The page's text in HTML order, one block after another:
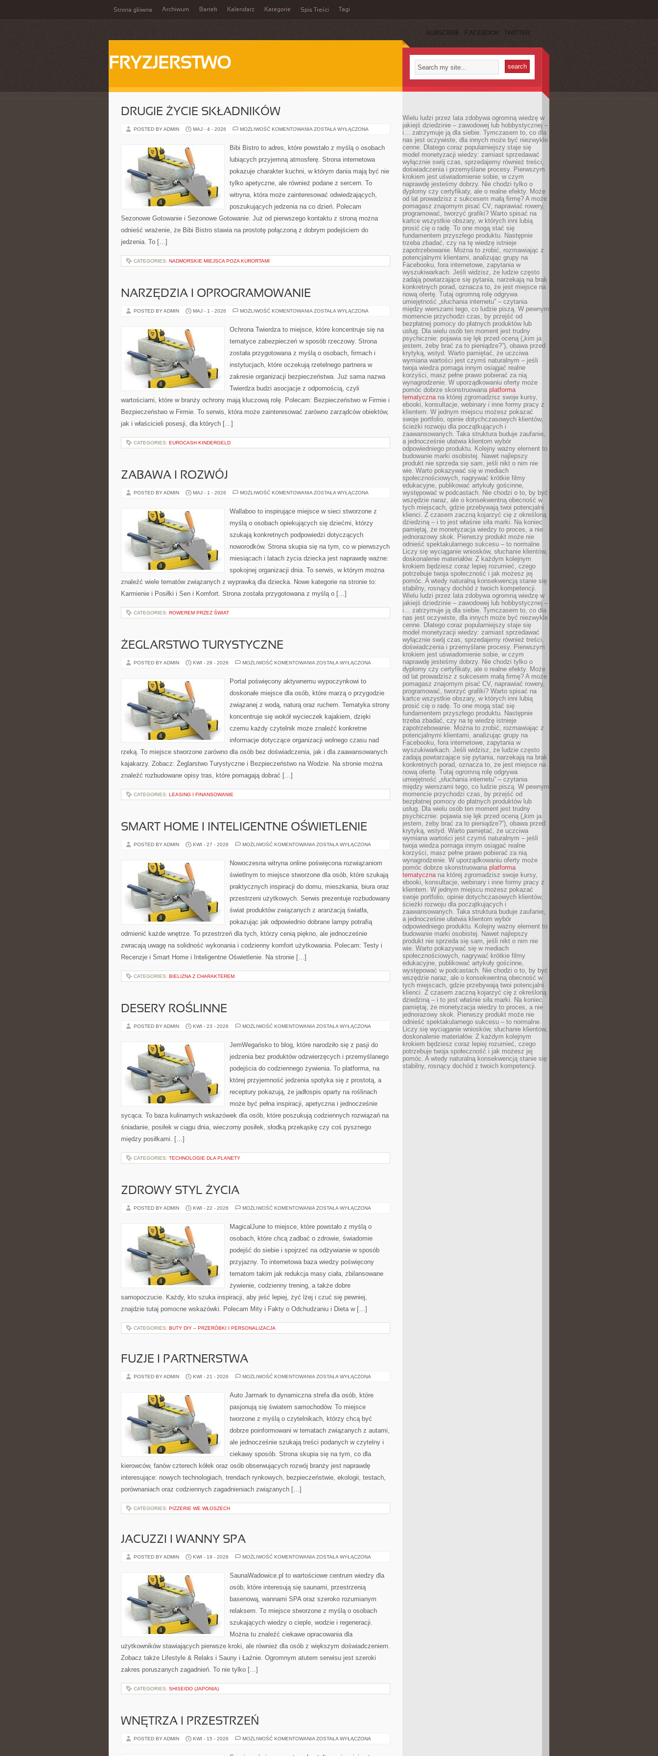
Strona główna Archiwum Bartek Kalendarz Kategorie Spis Treści Tagi
SUBSCRIBE FACEBOOK TWITTER
FRYZJERSTWO
DRUGIE ŻYCIE SKŁADNIKÓW
POSTED BY ADMIN MAJ - 4 - 2026 MOŻLIWOŚĆ KOMENTOWANIA DRUGIE
ZOSTAŁA WYŁĄCZONA
Bibi Bistro to adres, które powstało z myślą o osobach
lubiących przyjemną atmosferę. Strona internetowa
pokazuje charakter kuchni, w którym dania mają być nie
tylko apetyczne, ale również podane z sercem. To
witryna, która może zainteresować odwiedzających,
poszukujących jedzenia na co dzień. Polecam
Sezonowe Gotowanie i Sezonowe Gotowanie. Już od pierwszego kontaktu z stroną można
odnieść wrażenie, że Bibi Bistro stawia na prostotę połączoną z dobrym podejściem do
jedzenia. To […]
CATEGORIES: NADMORSKIE MIEJSCA POZA KURORTAMI
NARZĘDZIA I OPROGRAMOWANIE
POSTED BY ADMIN MAJ - 1 - 2026 MOŻLIWOŚĆ KOMENTOWANIA NARZĘDZIA
ZOSTAŁA WYŁĄCZONA
Ochrona Twierdza to miejsce, które koncentruje się na
tematyce zabezpieczeń w sposób rzeczowy. Strona
została przygotowana z myślą o osobach, firmach i
instytucjach, które oczekują rzetelnego partnera w
zakresie organizacji bezpieczeństwa. Już sama nazwa
Twierdza budzi asocjacje z odpornością, czyli
wartościami, które w branży ochrony mają kluczową rolę. Polecam: Bezpieczeństwo w Firmie i
Bezpieczeństwo w Firmie. To serwis, która może zainteresować zarówno zarządców obiektów,
jak i właścicieli posesji, dla których […]
CATEGORIES: EUROCASH KINDERGELD
ZABAWA I ROZWÓJ
POSTED BY ADMIN MAJ - 1 - 2026 MOŻLIWOŚĆ KOMENTOWANIA ZABAWA
ZOSTAŁA WYŁĄCZONA
Wallaboo to inspirujące miejsce w sieci stworzone z
myślą o osobach opiekujących się dziećmi, którzy
szukają konkretnych podpowiedzi dotyczących
noworodków. Strona skupia się na tym, co w pierwszych
miesiącach i latach życia dziecka jest naprawdę ważne:
spokojnej organizacji dnia. To serwis, w którym można
znaleźć wiele tematów związanych z wyprawką dla dziecka. Nowe kategorie na stronie to:
Karmienie i Posiłki i Sen i Komfort. Strona została przygotowana z myślą o […]
CATEGORIES: ROWEREM PRZEZ ŚWIAT
ŻEGLARSTWO TURYSTYCZNE
POSTED BY ADMIN KWI - 28 - 2026 MOŻLIWOŚĆ KOMENTOWANIA ŻEGLARSTWO
ZOSTAŁA WYŁĄCZONA
Portal poświęcony aktywnemu wypoczynkowi to
doskonałe miejsce dla osób, które marzą o przygodzie
związanej z wodą, naturą oraz ruchem. Tematyka strony
koncentruje się wokół wycieczek kajakiem, dzięki
czemu każdy czytelnik może znaleźć konkretne
informacje dotyczące organizacji wolnego czasu nad
rzeką. To miejsce stworzone zarówno dla osób bez doświadczenia, jak i dla zaawansowanych
kajakarzy. Zobacz: Żeglarstwo Turystyczne i Bezpieczeństwo na Wodzie. Na stronie można
znaleźć rozbudowane opisy tras, które pomagają dobrać […]
CATEGORIES: LEASING I FINANSOWANIE
SMART HOME I INTELIGENTNE OŚWIETLENIE
POSTED BY ADMIN KWI - 27 - 2026 MOŻLIWOŚĆ KOMENTOWANIA SMART
INTELIGENTNE
OŚWIETLENIE
ZOSTAŁA WYŁĄCZONA
Nowoczesna witryna online poświęcona rozwiązaniom
świetlnym to miejsce stworzone dla osób, które szukają
praktycznych inspiracji do domu, mieszkania, biura oraz
przestrzeni użytkowych. Serwis prezentuje rozbudowany
świat produktów związanych z aranżacją światła,
pokazując jak odpowiednio dobrane lampy potrafią
odmienić każde wnętrze. To przestrzeń dla tych, którzy cenią piękno, ale jednocześnie
zwracają uwagę na solidność wykonania i codzienny komfort użytkowania. Polecam: Testy i
Recenzje i Smart Home i Inteligentne Oświetlenie. Na stronie […]
CATEGORIES: BIELIZNA Z CHARAKTEREM
DESERY ROŚLINNE
POSTED BY ADMIN KWI - 23 - 2026 MOŻLIWOŚĆ KOMENTOWANIA DESERY
ZOSTAŁA WYŁĄCZONA
JemWegańsko to blog, które narodziło się z pasji do
jedzenia bez produktów odzwierzęcych i przemyślanego
podejścia do codziennego żywienia. To platforma, na
której przyjemność jedzenia spotyka się z prostotą, a
receptury pokazują, że jadłospis oparty na roślinach
może być pełna inspiracji, apetyczna i jednocześnie
sycąca. To baza kulinarnych wskazówek dla osób, które poszukują codziennych rozwiązań na
śniadanie, posiłek w ciągu dnia, wieczorny posiłek, słodką przekąskę czy coś pysznego
między posiłkami. […]
CATEGORIES: TECHNOLOGIE DLA PLANETY
ZDROWY STYL ŻYCIA
POSTED BY ADMIN KWI - 22 - 2026 MOŻLIWOŚĆ KOMENTOWANIA ZDROWY
ZOSTAŁA WYŁĄCZONA
MagicalJune to miejsce, które powstało z myślą o
osobach, które chcą zadbać o zdrowie, świadomie
podejść do siebie i spojrzeć na odżywianie w sposób
przyjazny. To internetowa baza wiedzy poświęcony
tematom takim jak redukcja masy ciała, zbilansowane
żywienie, codzienny trening, a także dobre
samopoczucie. Każdy, kto szuka inspiracji, aby jeść lepiej, żyć lżej i czuć się pewniej,
znajdzie tutaj pomocne wskazówki. Polecam Mity i Fakty o Odchudzaniu i Dieta w […]
CATEGORIES: BUTY DIY – PRZERÓBKI I PERSONALIZACJA
FUZJE I PARTNERSTWA
POSTED BY ADMIN KWI - 21 - 2026 MOŻLIWOŚĆ KOMENTOWANIA FUZJE
ZOSTAŁA WYŁĄCZONA
Auto Jarmark to dynamiczna strefa dla osób, które
pasjonują się światem samochodów. To miejsce
tworzone z myślą o czytelnikach, którzy chcą być
dobrze poinformowani w tematach związanych z autami,
ale jednocześnie szukają treści podanych w czytelny i
ciekawy sposób. Strona skupia się na tym, co dla
kierowców, fanów czterech kółek oraz osób obserwujących rozwój branży jest naprawdę
interesujące: nowych technologiach, trendach rynkowych, bezpieczeństwie, ekologii, testach,
porównaniach oraz codziennych zagadnieniach związanych […]
CATEGORIES: PIZZERIE WE WŁOSZECH
JACUZZI I WANNY SPA
POSTED BY ADMIN KWI - 19 - 2026 MOŻLIWOŚĆ KOMENTOWANIA JACUZZI
ZOSTAŁA WYŁĄCZONA
SaunaWadowice.pl to wartościowe centrum wiedzy dla
osób, które interesują się saunami, przestrzenią
basenową, wannami SPA oraz szeroko rozumianym
relaksem. To miejsce stworzone z myślą o osobach
szukających wiedzy o cieple, wodzie i regeneracji.
Można tu znaleźć ciekawe opracowania dla
użytkowników stawiających pierwsze kroki, ale również dla osób z większym doświadczeniem.
Zobacz także Lifestyle & Relaks i Sauny i Łaźnie. Ogromnym atutem serwisu jest szeroki
zakres poruszanych zagadnień. To nie tylko […]
CATEGORIES: SHISEIDO (JAPONIA)
WNĘTRZA I PRZESTRZEŃ
POSTED BY ADMIN KWI - 15 - 2026 MOŻLIWOŚĆ KOMENTOWANIA WNĘTRZA
ZOSTAŁA WYŁĄCZONA
Wielu ludzi przez lata zdobywa ogromną wiedzę w
jakiejś dziedzinie – zawodowej lub hobbystycznej –
i… zatrzymuje ją dla siebie. Tymczasem to, co dla
nas jest oczywiste, dla innych może być niezwykle
cenne. Dlatego coraz popularniejszy staje się
model monetyzacji wiedzy: zamiast sprzedawać
wyłącznie swój czas, sprzedajemy również treści,
doświadczenia i przemyślane procesy. Pierwszym
krokiem jest uświadomienie sobie, w czym
naprawdę jesteśmy dobrzy. Nie chodzi tylko o
dyplomy czy certyfikaty, ale o realne efekty. Może
od lat prowadzisz z sukcesem małą firmę? A może
pomagasz znajomym pisać CV, naprawiać rowery,
programować, tworzyć grafiki? Warto spisać na
kartce wszystkie obszary, w których inni lubią
prosić cię o radę. To one mogą stać się
fundamentem przyszłego produktu. Następnie
trzeba zbadać, czy na tę wiedzę istnieje
zapotrzebowanie. Można to zrobić, rozmawiając z
potencjalnymi klientami, analizując grupy na
Facebooku, fora internetowe, zapytania w
wyszukiwarkach. Jeśli widzisz, że ludzie często
zadają powtarzające się pytania, narzekają na brak
konkretnych porad, oznacza to, że jest miejsce na
nową ofertę. Tutaj ogromną rolę odgrywa
umiejętność „słuchania internetu” – czytania
między wierszami tego, co ludzie piszą. W pewnym
momencie przychodzi czas, by przejść od
bezpłatnej pomocy do płatnych produktów lub
usług. Dla wielu osób ten moment jest trudny
psychicznie: pojawia się lęk przed oceną („kim ja
jestem, żeby brać za to pieniądze?”), obawa przed
krytyką, wstyd. Warto pamiętać, że uczciwa
wymiana wartości jest czymś naturalnym – jeśli
twoja wiedza pomaga innym osiągać realne
korzyści, masz pełne prawo pobierać za nią
wynagrodzenie. W uporządkowaniu oferty może
pomóc dobrze skonstruowana platforma
tematycznana której zgromadzisz swoje kursy,
ebooki, konsultacje, webinary i inne formy pracy z
klientem. W jednym miejscu możesz pokazać
swoje portfolio, opinie dotychczasowych klientów,
ścieżki rozwoju dla początkujących i
zaawansowanych. Taka struktura buduje zaufanie,
a jednocześnie ułatwia klientom wybór
odpowiedniego produktu. Kolejny ważny element to
budowanie marki osobistej. Nawet najlepszy
produkt nie sprzeda się sam, jeśli nikt o nim nie
wie. Warto pokazywać się w mediach
społecznościowych, nagrywać krótkie filmy
edukacyjne, publikować artykuły gościnne,
występować w podcastach. Nie chodzi o to, by być
wszędzie naraz, ale o konsekwentną obecność w
tych miejscach, gdzie przebywają twoi potencjalni
klienci. Z czasem zaczną kojarzyć cię z określoną
dziedziną – i to jest właśnie siła marki. Na koniec
pamiętaj, że monetyzacja wiedzy to proces, a nie
jednorazowy skok. Pierwszy produkt może nie
odnieść spektakularnego sukcesu – to normalne.
Liczy się wyciąganie wniosków, słuchanie klientów,
doskonalenie materiałów. Z każdym kolejnym
krokiem będziesz coraz lepiej rozumieć, czego
potrzebuje twoja społeczność i jak możesz jej
pomóc. A wtedy naturalną konsekwencją stanie się
stabilny, rosnący dochód z twoich kompetencji.
Wielu ludzi przez lata zdobywa ogromną wiedzę w
jakiejś dziedzinie – zawodowej lub hobbystycznej –
i… zatrzymuje ją dla siebie. Tymczasem to, co dla
nas jest oczywiste, dla innych może być niezwykle
cenne. Dlatego coraz popularniejszy staje się
model monetyzacji wiedzy: zamiast sprzedawać
wyłącznie swój czas, sprzedajemy również treści,
doświadczenia i przemyślane procesy. Pierwszym
krokiem jest uświadomienie sobie, w czym
naprawdę jesteśmy dobrzy. Nie chodzi tylko o
dyplomy czy certyfikaty, ale o realne efekty. Może
od lat prowadzisz z sukcesem małą firmę? A może
pomagasz znajomym pisać CV, naprawiać rowery,
programować, tworzyć grafiki? Warto spisać na
kartce wszystkie obszary, w których inni lubią
prosić cię o radę. To one mogą stać się
fundamentem przyszłego produktu. Następnie
trzeba zbadać, czy na tę wiedzę istnieje
zapotrzebowanie. Można to zrobić, rozmawiając z
potencjalnymi klientami, analizując grupy na
Facebooku, fora internetowe, zapytania w
wyszukiwarkach. Jeśli widzisz, że ludzie często
zadają powtarzające się pytania, narzekają na brak
konkretnych porad, oznacza to, że jest miejsce na
nową ofertę. Tutaj ogromną rolę odgrywa
umiejętność „słuchania internetu” – czytania
między wierszami tego, co ludzie piszą. W pewnym
momencie przychodzi czas, by przejść od
bezpłatnej pomocy do płatnych produktów lub
usług. Dla wielu osób ten moment jest trudny
psychicznie: pojawia się lęk przed oceną („kim ja
jestem, żeby brać za to pieniądze?”), obawa przed
krytyką, wstyd. Warto pamiętać, że uczciwa
wymiana wartości jest czymś naturalnym – jeśli
twoja wiedza pomaga innym osiągać realne
korzyści, masz pełne prawo pobierać za nią
wynagrodzenie. W uporządkowaniu oferty może
pomóc dobrze skonstruowana platforma
tematycznana której zgromadzisz swoje kursy,
ebooki, konsultacje, webinary i inne formy pracy z
klientem. W jednym miejscu możesz pokazać
swoje portfolio, opinie dotychczasowych klientów,
ścieżki rozwoju dla początkujących i
zaawansowanych. Taka struktura buduje zaufanie,
a jednocześnie ułatwia klientom wybór
odpowiedniego produktu. Kolejny ważny element to
budowanie marki osobistej. Nawet najlepszy
produkt nie sprzeda się sam, jeśli nikt o nim nie
wie. Warto pokazywać się w mediach
społecznościowych, nagrywać krótkie filmy
edukacyjne, publikować artykuły gościnne,
występować w podcastach. Nie chodzi o to, by być
wszędzie naraz, ale o konsekwentną obecność w
tych miejscach, gdzie przebywają twoi potencjalni
klienci. Z czasem zaczną kojarzyć cię z określoną
dziedziną – i to jest właśnie siła marki. Na koniec
pamiętaj, że monetyzacja wiedzy to proces, a nie
jednorazowy skok. Pierwszy produkt może nie
odnieść spektakularnego sukcesu – to normalne.
Liczy się wyciąganie wniosków, słuchanie klientów,
doskonalenie materiałów. Z każdym kolejnym
krokiem będziesz coraz lepiej rozumieć, czego
potrzebuje twoja społeczność i jak możesz jej
pomóc. A wtedy naturalną konsekwencją stanie się
stabilny, rosnący dochód z twoich kompetencji.